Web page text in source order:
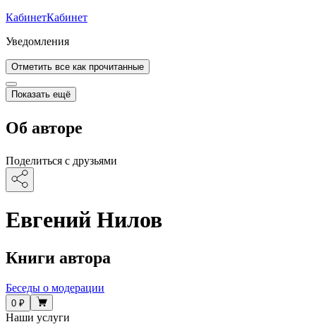
КабинетКабинет
Уведомления
Отметить все как прочитанные
Показать ещё
Об авторе
Поделиться с друзьями
Евгений Нилов
Книги автора
Беседы о модерации
0 ₽
Наши услуги